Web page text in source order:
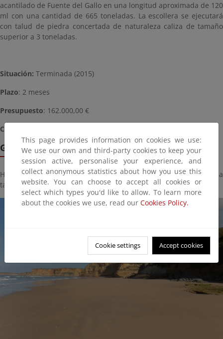
acantilado de Fuente del Gallo en una longitud aproximada de 120
ml con una cantidad de 665 toneladas. La escollera se ejecutará
con talud de piedra concertada de naturaleza caliza de tamaño
superior a 3 toneladas.
Situación: Terminada (2015)
Plazo: 2 meses
Presupuesto: 162.000,00 €
Coordenadas:
Galería de imágenes
Haga click sobre la imagen para ver la galería del proyecto a
tamaño completo:
This page provides information on cookies we use:
We use our own and third-party cookies to keep your
session active, personalise your experience, and
collect anonymous statistics about how you use this
website. You can choose to accept all cookies or
select which types you'd like to allow. To learn more
about the cookies we use, read our Cookies Policy.
Cookie settings Accept cookies